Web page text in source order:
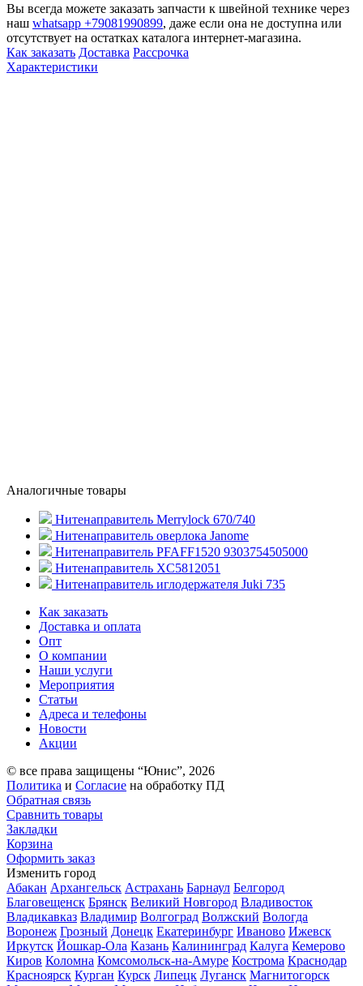
Вы всегда можете заказать запчасти к швейной технике через
наш whatsapp +79081990899, даже если она не доступна или
отсутствует на остатках каталога интернет-магазина.
Как заказать Доставка Рассрочка
Характеристики
Аналогичные товары
Нитенаправитель Merrylock 670/740
Нитенаправитель оверлока Janome
Нитенаправитель PFAFF1520 9303754505000
Нитенаправитель XC5812051
Нитенаправитель иглодержателя Juki 735
Как заказать
Доставка и оплата
Опт
О компании
Наши услуги
Мероприятия
Статьи
Адреса и телефоны
Новости
Акции
© все права защищены “Юнис”, 2026
Политика и Согласие на обработку ПД
Обратная связь
Сравнить товары
Закладки
Корзина
Оформить заказ
Изменить город
Абакан Архангельск Астрахань Барнаул Белгород
Благовещенск Брянск Великий Новгород Владивосток
Владикавказ Владимир Волгоград Волжский Вологда
Воронеж Грозный Донецк Екатеринбург Иваново Ижевск
Иркутск Йошкар-Ола Казань Калининград Калуга Кемерово
Киров Коломна Комсомольск-на-Амуре Кострома Краснодар
Красноярск Курган Курск Липецк Луганск Магнитогорск